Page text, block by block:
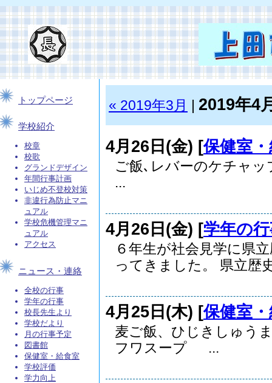
トップページ
学校紹介
校章
校歌
グランドデザイン
年間行事計画
いじめ不登校対策
非違行為防止マニ
ュアル
学校危機管理マニ
ュアル
アクセス
ニュース・連絡
全校の行事
学年の行事
校長先生より
学校だより
月の行事予定
図書館
保健室・給食室
学校評価
学力向上
« 2019年3月 2019年4
4月26日(金) [保健室
ご飯､レバーのケチャ
...
4月26日(金) [学年の
６年生が社会見学に県
ってきました。 県立歴
4月25日(木) [保健室
麦ご飯、ひじきしゅう
フワスープ ...